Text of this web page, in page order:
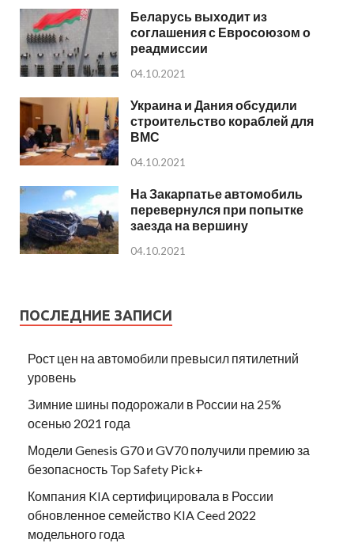
Беларусь выходит из
соглашения с Евросоюзом о
реадмиссии
04.10.2021
Украина и Дания обсудили
строительство кораблей для
ВМС
04.10.2021
На Закарпатье автомобиль
перевернулся при попытке
заезда на вершину
04.10.2021
ПОСЛЕДНИЕ ЗАПИСИ
Рост цен на автомобили превысил пятилетний
уровень
Зимние шины подорожали в России на 25%
осенью 2021 года
Модели Genesis G70 и GV70 получили премию за
безопасность Top Safety Pick+
Компания KIA сертифицировала в России
обновленное семейство KIA Ceed 2022
модельного года